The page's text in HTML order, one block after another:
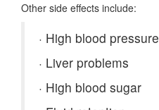
Other side effects include:
· High blood pressure
· Liver problems
· High blood sugar